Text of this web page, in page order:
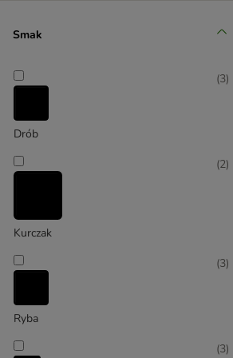
GimCat
KITTY Cat
Lucky Lou
Meowee
Miamor
My Star
Purizon
Rosie's Farm
Smak
Drób
(3)
Kurczak
(2)
Ryba
(3)
(3)